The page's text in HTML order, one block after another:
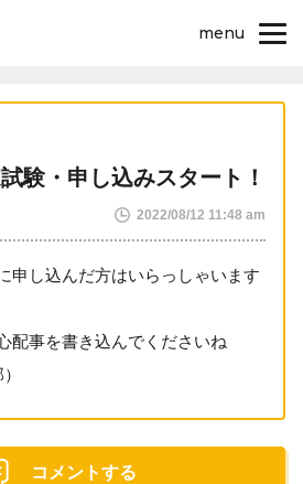
menu
験・申し込みスタート！
2022/08/12 11:48 am
申し込んだ方はいらっしゃいます
配事を書き込んでくださいね
コメントする